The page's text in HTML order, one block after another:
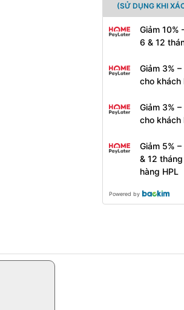
(SỬ DỤNG KHI
Giảm
6 & 12
Giảm 3%
cho khách
Giảm 3%
cho khách
Giảm 5%
& 12
hàng HPL
Powered by